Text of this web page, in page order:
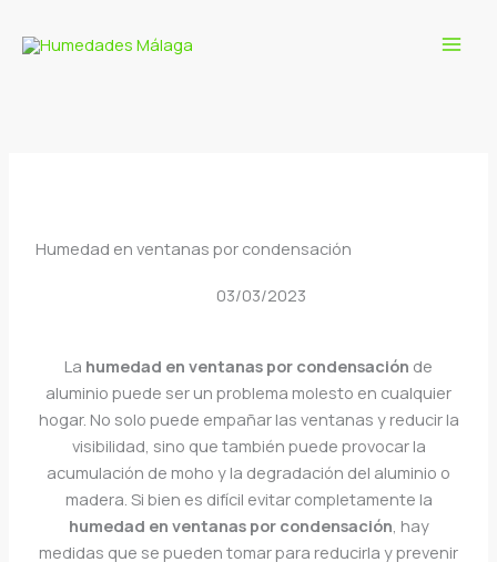
Humedad en ventanas por condensación
03/03/2023
La humedad en ventanas por condensación de
aluminio puede ser un problema molesto en cualquier
hogar. No solo puede empañar las ventanas y reducir la
visibilidad, sino que también puede provocar la
acumulación de moho y la degradación del aluminio o
madera. Si bien es difícil evitar completamente la
humedad en ventanas por condensación, hay
medidas que se pueden tomar para reducirla y prevenir